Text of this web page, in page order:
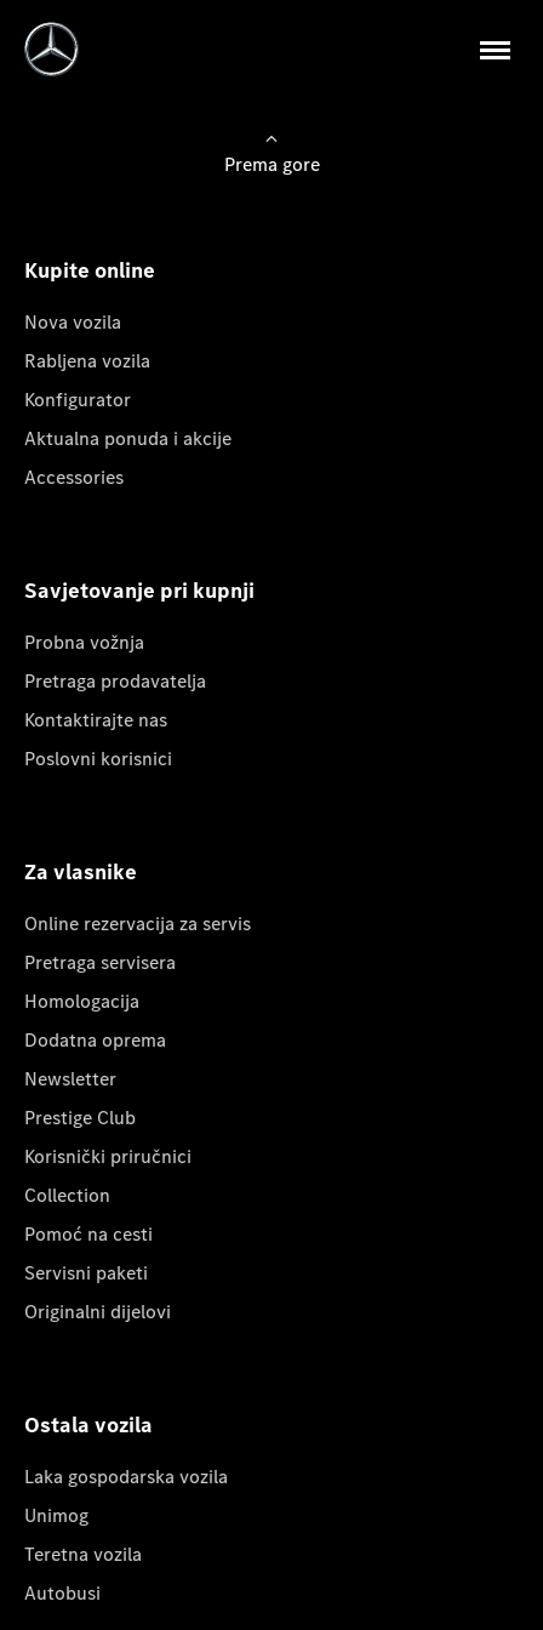
Prema gore
Kupite online
Nova vozila
Rabljena vozila
Konfigurator
Aktualna ponuda i akcije
Accessories
Savjetovanje pri kupnji
Probna vožnja
Pretraga prodavatelja
Kontaktirajte nas
Poslovni korisnici
Za vlasnike
Online rezervacija za servis
Pretraga servisera
Homologacija
Dodatna oprema
Newsletter
Prestige Club
Korisnički priručnici
Collection
Pomoć na cesti
Servisni paketi
Originalni dijelovi
Ostala vozila
Laka gospodarska vozila
Unimog
Teretna vozila
Autobusi